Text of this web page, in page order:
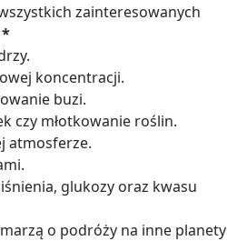
zainteresowanych
*
koncentracji.
buzi.
czy młotkowanie roślin.
atmosferze.
glukozy oraz kwasu
o podróży na inne planety